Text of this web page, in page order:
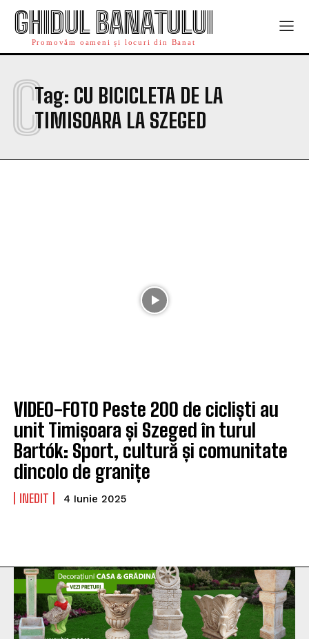
GHIDUL BANATULUI
Promovăm oameni și locuri din Banat
Tag: CU BICICLETA DE LA
TIMISOARA LA SZEGED
C
VIDEO-FOTO Peste 200 de cicliști au
unit Timișoara și Szeged în turul
Bartók: Sport, cultură și comunitate
dincolo de granițe
INEDIT 4 Iunie 2025